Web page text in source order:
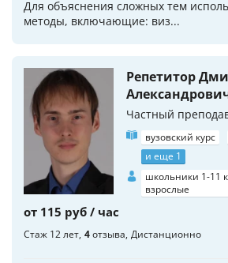
Для объяснения сложных тем
методы, включающие: виз...
Репетитор
Частный
вузовский курс
и еще 1
школьники 1-11
взрослые
от 115 руб / час
Стаж 12 лет 4отзыва Дистанционно